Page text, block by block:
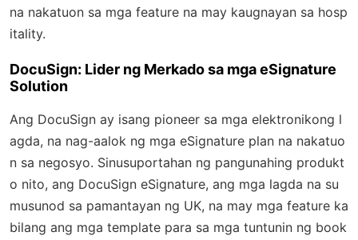
na nakatuon sa mga feature na may kaugnayan sa hosp
itality.
DocuSign: Lider ng Merkado sa mga eSignature
Solution
Ang DocuSign ay isang pioneer sa mga elektronikong l
agda, na nag-aalok ng mga eSignature plan na nakatuo
n sa negosyo. Sinusuportahan ng pangunahing produkt
o nito, ang DocuSign eSignature, ang mga lagda na su
musunod sa pamantayan ng UK, na may mga feature ka
bilang ang mga template para sa mga tuntunin ng book